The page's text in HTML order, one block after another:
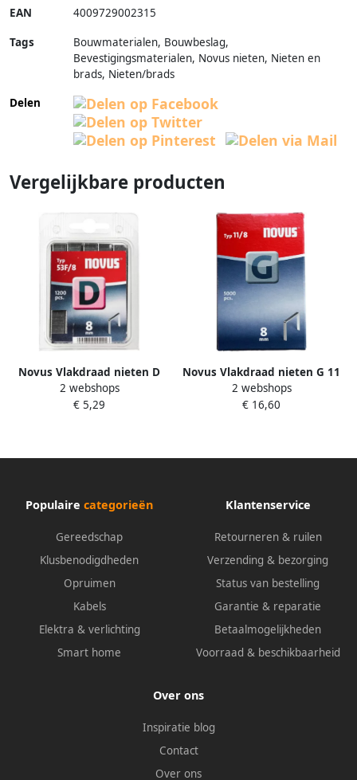
EAN 4009729002315
Tags
Bouwmaterialen, Bouwbeslag,
Bevestigingsmaterialen, Novus nieten, Nieten en
brads, Nieten/brads
Delen
Vergelijkbare producten
Novus Vlakdraad nieten D
53F 8mm | 1200 stuks 042-
0375
2 webshops
€ 5,29
Novus Vlakdraad nieten G 11
8mm | 5000 stuks 042-0528
2 webshops
€ 16,60
Populaire categorieën
Gereedschap
Klusbenodigdheden
Opruimen
Kabels
Elektra & verlichting
Smart home
Klantenservice
Retourneren & ruilen
Verzending & bezorging
Status van bestelling
Garantie & reparatie
Betaalmogelijkheden
Voorraad & beschikbaarheid
Over ons
Inspiratie blog
Contact
Over ons